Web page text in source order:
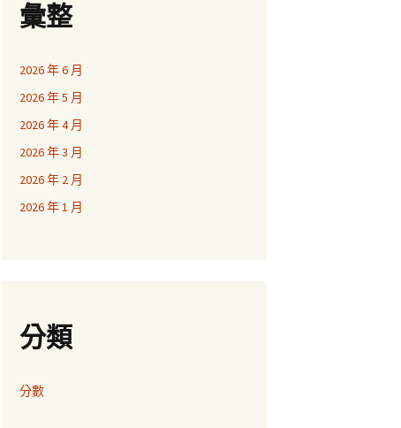
彙整
2026 年 6 月
2026 年 5 月
2026 年 4 月
2026 年 3 月
2026 年 2 月
2026 年 1 月
分類
分數